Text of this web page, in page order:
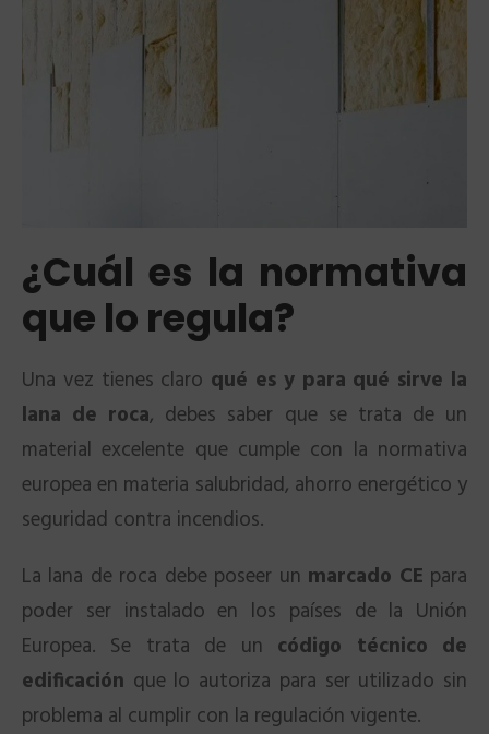
¿Cuál es la normativa
que lo regula?
Una vez tienes claro qué es y para qué sirve la
lana de roca, debes saber que se trata de un
material excelente que cumple con la normativa
europea en materia salubridad, ahorro energético y
seguridad contra incendios.
La lana de roca debe poseer un marcado CE para
poder ser instalado en los países de la Unión
Europea. Se trata de un código técnico de
edificación que lo autoriza para ser utilizado sin
problema al cumplir con la regulación vigente.